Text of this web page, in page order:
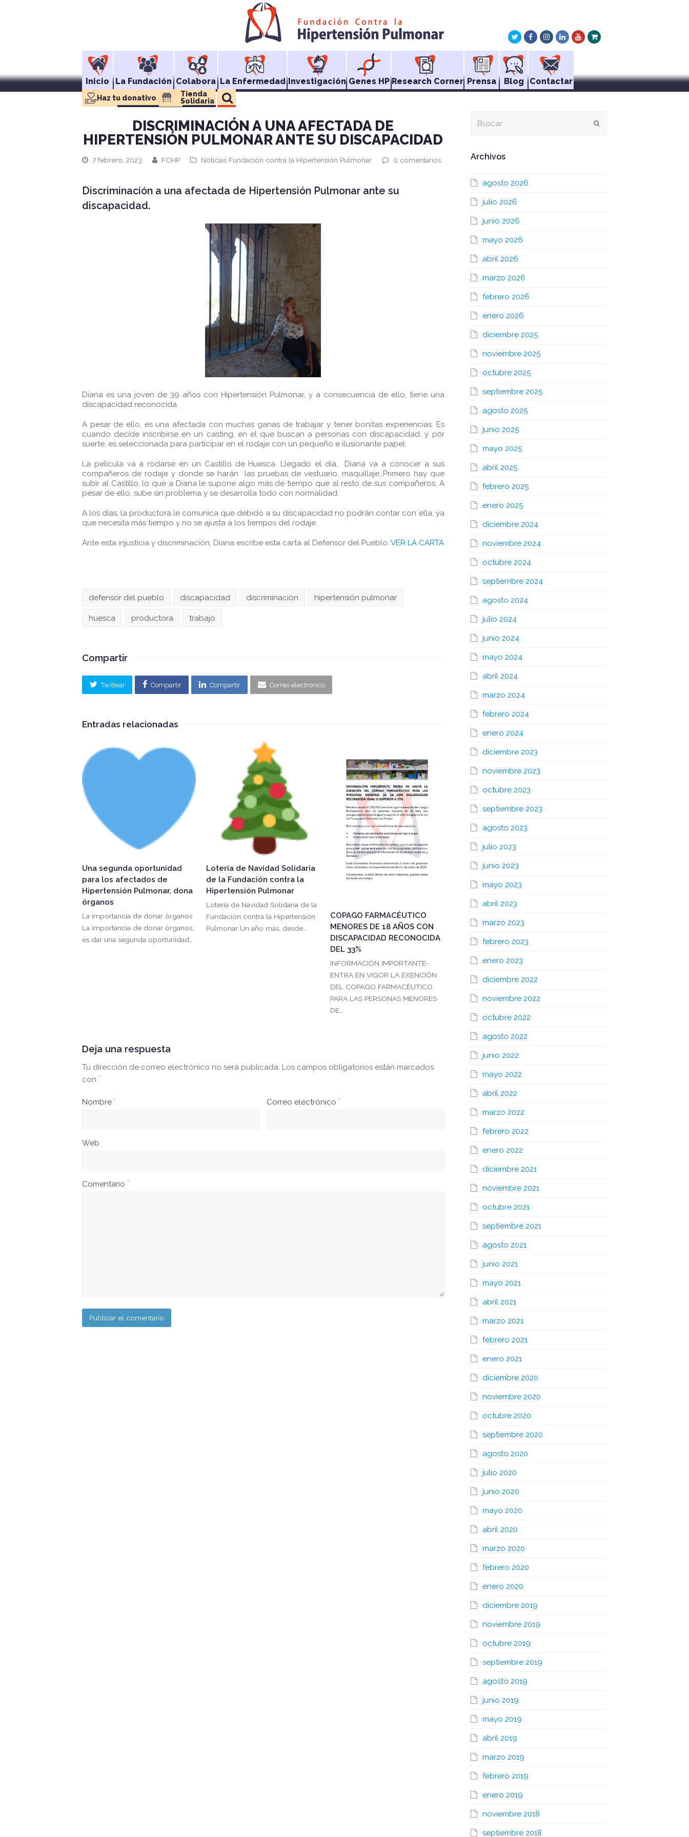
TwitterFacebookInstagram
LinkedInYoutube
Xing
Inicio La Fundación Colabora La Enfermedad Investigación Genes HP Research Corner Prensa Blog Contactar
Haz tu donativo
Tienda
Solidaria
DISCRIMINACIÓN A UNA AFECTADA DE
HIPERTENSIÓN PULMONAR ANTE SU DISCAPACIDAD
7 febrero, 2023 FCHP Noticias Fundación contra la Hipertensión Pulmonar 0 comentarios
Discriminación a una afectada de Hipertensión Pulmonar ante su
discapacidad.
Diana es una joven de 39 años con Hipertensión Pulmonar, y a consecuencia de ello, tiene una
discapacidad reconocida.
A pesar de ello, es una afectada con muchas ganas de trabajar y tener bonitas experiencias. Es
cuando decide inscribirse en un casting, en el que buscan a personas con discapacidad, y p0r
suerte, es seleccionada para participar en el rodaje con un pequeño e ilusionante papel.
La película va a rodarse en un Castillo de Huesca. Llegado el día, Diana va a conocer a sus
compañeros de rodaje y donde se harán las pruebas de vestuario, maquillaje…Primero hay que
subir al Castillo, lo que a Diana le supone algo más de tiempo que al resto de sus compañeros. A
pesar de ello, sube sin problema y se desarrolla todo con normalidad.
A los días, la productora le comunica que debido a su discapacidad no podrán contar con ella, ya
que necesita más tiempo y no se ajusta a los tiempos del rodaje.
Ante esta injusticia y discriminación, Diana escribe esta carta al Defensor del Pueblo: VER LA CARTA
defensor del pueblo discapacidad discriminación hipertensión pulmonar
huesca productora trabajo
Compartir
Twittear Compartir Compartir Correo electrónico
Entradas relacionadas
Una segunda oportunidad
para los afectados de
Hipertensión Pulmonar, dona
órganos
La importancia de donar órganos
La importancia de donar órganos,
es dar una segunda oportunidad…
Lotería de Navidad Solidaria
de la Fundación contra la
Hipertensión Pulmonar
Lotería de Navidad Solidaria de la
Fundación contra la Hipertensión
Pulmonar Un año más, desde…
COPAGO FARMACÉUTICO
MENORES DE 18 AÑOS CON
DISCAPACIDAD RECONOCIDA
DEL 33%
INFORMACIÓN IMPORTANTE-
ENTRA EN VIGOR LA EXENCIÓN
DEL COPAGO FARMACÉUTICO
PARA LAS PERSONAS MENORES
DE…
Deja una respuesta
Tu dirección de correo electrónico no será publicada. Los campos obligatorios están marcados
con *
Nombre * Correo electrónico*
Web
Comentario *
Archivos
agosto 2026
julio 2026
junio 2026
mayo 2026
abril 2026
marzo 2026
febrero 2026
enero 2026
diciembre 2025
noviembre 2025
octubre 2025
septiembre 2025
agosto 2025
junio 2025
mayo 2025
abril 2025
febrero 2025
enero 2025
diciembre 2024
noviembre 2024
octubre 2024
septiembre 2024
agosto 2024
julio 2024
junio 2024
mayo 2024
abril 2024
marzo 2024
febrero 2024
enero 2024
diciembre 2023
noviembre 2023
octubre 2023
septiembre 2023
agosto 2023
julio 2023
junio 2023
mayo 2023
abril 2023
marzo 2023
febrero 2023
enero 2023
diciembre 2022
noviembre 2022
octubre 2022
agosto 2022
junio 2022
mayo 2022
abril 2022
marzo 2022
febrero 2022
enero 2022
diciembre 2021
noviembre 2021
octubre 2021
septiembre 2021
agosto 2021
junio 2021
mayo 2021
abril 2021
marzo 2021
febrero 2021
enero 2021
diciembre 2020
noviembre 2020
octubre 2020
septiembre 2020
agosto 2020
julio 2020
junio 2020
mayo 2020
abril 2020
marzo 2020
febrero 2020
enero 2020
diciembre 2019
noviembre 2019
octubre 2019
septiembre 2019
agosto 2019
junio 2019
mayo 2019
abril 2019
marzo 2019
febrero 2019
enero 2019
noviembre 2018
septiembre 2018